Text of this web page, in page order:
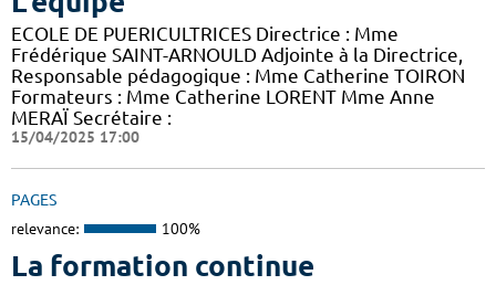
ECOLE DE PUERICULTRICES Directrice : Mme
Frédérique SAINT-ARNOULD Adjointe à la Directrice,
Responsable pédagogique : Mme Catherine TOIRON
Formateurs : Mme Catherine LORENT Mme Anne
MERAÏ Secrétaire :
15/04/2025 17:00
PAGES
relevance: 100%
La formation continue